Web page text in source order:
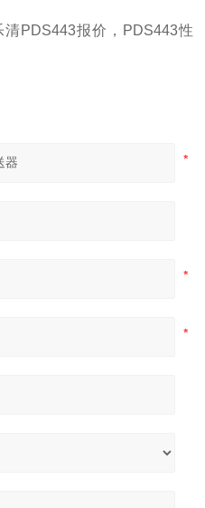
PDS443报价，PDS443性